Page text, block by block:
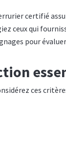
certifié
ceux qui
pour
ces